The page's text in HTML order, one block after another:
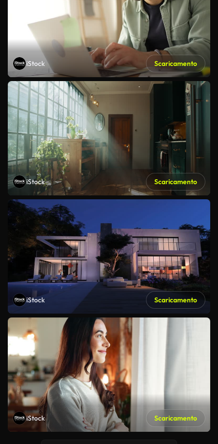
iStock Scaricamento
iStock Scaricamento
iStock Scaricamento
iStock Scaricamento